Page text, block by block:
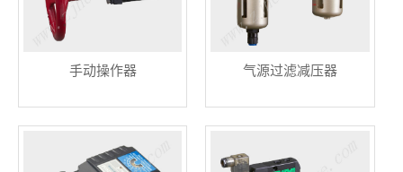
手动操作器 气源过滤减压器